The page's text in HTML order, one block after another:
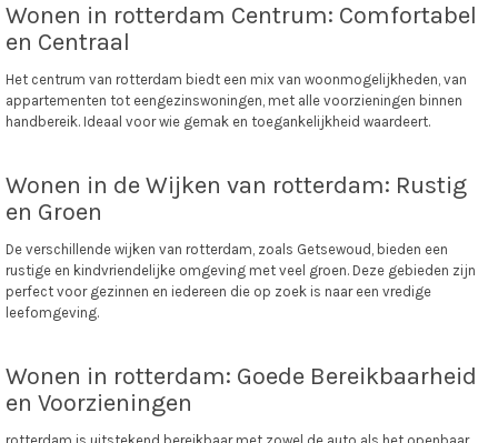
Wonen in rotterdam Centrum: Comfortabel
en Centraal
Het centrum van rotterdam biedt een mix van woonmogelijkheden, van
appartementen tot eengezinswoningen, met alle voorzieningen binnen
handbereik. Ideaal voor wie gemak en toegankelijkheid waardeert.
Wonen in de Wijken van rotterdam: Rustig
en Groen
De verschillende wijken van rotterdam, zoals Getsewoud, bieden een
rustige en kindvriendelijke omgeving met veel groen. Deze gebieden zijn
perfect voor gezinnen en iedereen die op zoek is naar een vredige
leefomgeving.
Wonen in rotterdam: Goede Bereikbaarheid
en Voorzieningen